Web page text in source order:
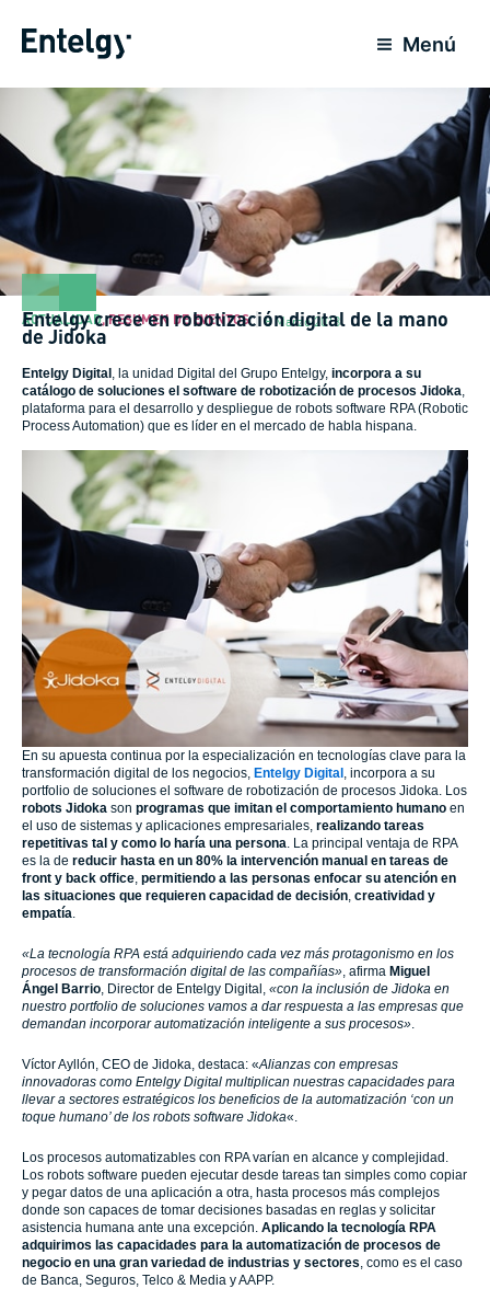
Menú
ACTUALIDAD,RESUMEN DE EVENTOS 8 Marzo 2018
Entelgy crece en robotización digital de la mano
de Jidoka
Entelgy Digital , la unidad Digital del Grupo Entelgy, incorpora a su
catálogo de soluciones el software de robotización de procesos Jidoka,
plataforma para el desarrollo y despliegue de robots software RPA (Robotic
Process Automation) que es líder en el mercado de habla hispana.
En su apuesta continua por la especialización en tecnologías clave para la
transformación digital de los negocios, Entelgy Digital , incorpora a su
portfolio de soluciones el software de robotización de procesos Jidoka. Los
robots Jidoka son programas que imitan el comportamiento humano en
el uso de sistemas y aplicaciones empresariales, realizando tareas
repetitivas tal y como lo haría una persona. La principal ventaja de RPA
es la de reducir hasta en un 80% la intervención manual en tareas de
front y back office, permitiendo a las personas enfocar su atención en
las situaciones que requieren capacidad de decisión, creatividad y
empatía.
«La tecnología RPA está adquiriendo cada vez más protagonismo en los
procesos de transformación digital de las compañías», afirma Miguel
Ángel Barrio, Director de Entelgy Digital, «con la inclusión de Jidoka en
nuestro portfolio de soluciones vamos a dar respuesta a las empresas que
demandan incorporar automatización inteligente a sus procesos».
Víctor Ayllón, CEO de Jidoka, destaca: «Alianzas con empresas
innovadoras como Entelgy Digital multiplican nuestras capacidades para
llevar a sectores estratégicos los beneficios de la automatización ‘con un
toque humano’ de los robots software Jidoka«.
Los procesos automatizables con RPA varían en alcance y complejidad.
Los robots software pueden ejecutar desde tareas tan simples como copiar
y pegar datos de una aplicación a otra, hasta procesos más complejos
donde son capaces de tomar decisiones basadas en reglas y solicitar
asistencia humana ante una excepción. Aplicando la tecnología RPA
adquirimos las capacidades para la automatización de procesos de
negocio en una gran variedad de industrias y sectores, como es el caso
de Banca, Seguros, Telco & Media y AAPP.